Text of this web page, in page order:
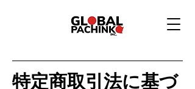
特定商取引法に基づ